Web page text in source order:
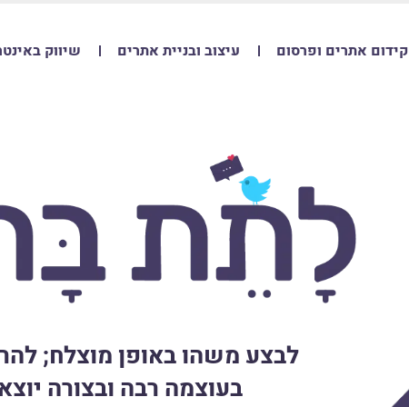
קידום אתרים ופרסום עיצוב ובניית אתרים שיווק
לבצע משהו באופן מוצלח;
בעוצמה רבה ובצורה